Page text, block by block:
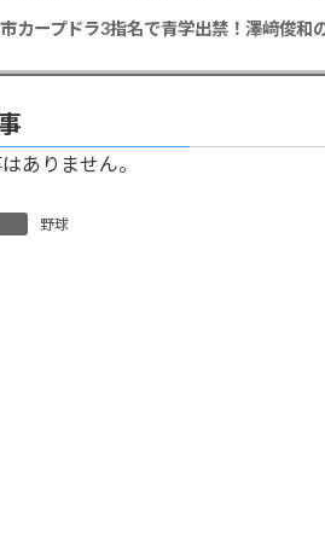
カープドラ3指名で青学出禁！澤﨑俊和
ありません。
野球